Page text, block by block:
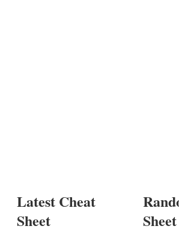
Latest Cheat
Sheet
Sheet